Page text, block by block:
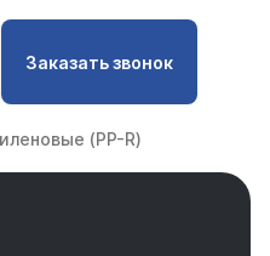
Заказать звонок
(PP-R)